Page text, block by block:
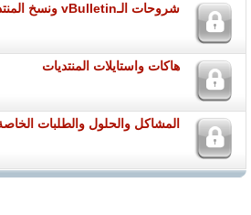
شروحات الـvBulletin ونسخ المنتديات التانية
هاكات واستايلات المنتديات
المشاكل والحلول والطلبات